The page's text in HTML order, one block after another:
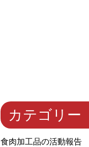
カテゴリー
食肉加工品の活動報告